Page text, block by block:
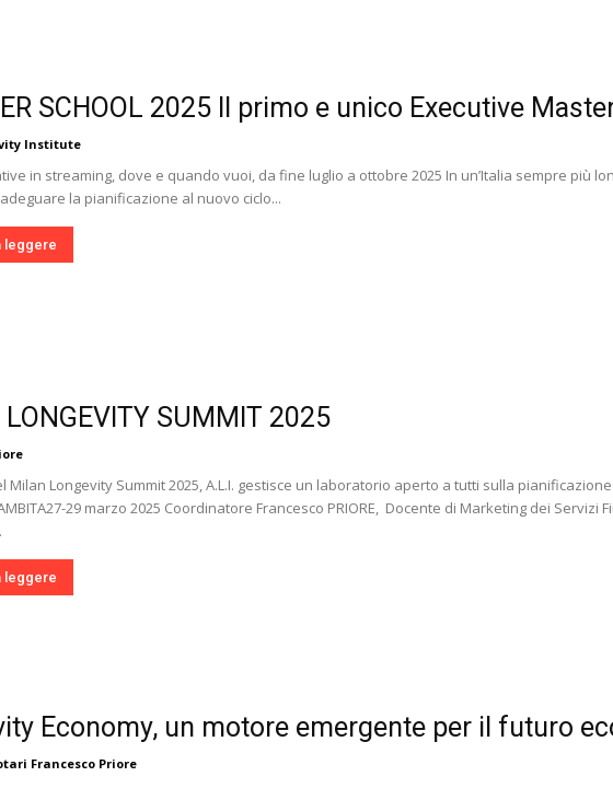
SCHOOL 2025 Il primo e unico Executive
Institute
in streaming, dove e quando vuoi, da fine luglio a ottobre 2025 In un’Italia sempre più
la pianificazione al nuovo ciclo...
leggere
LONGEVITY SUMMIT 2025
Milan Longevity Summit 2025, A.L.I. gestisce un laboratorio aperto a tutti sulla pianificazione
AMBITA27-29 marzo 2025 Coordinatore Francesco PRIORE, Docente di Marketing dei Servizi
leggere
Economy, un motore emergente per il futuro
Francesco Priore